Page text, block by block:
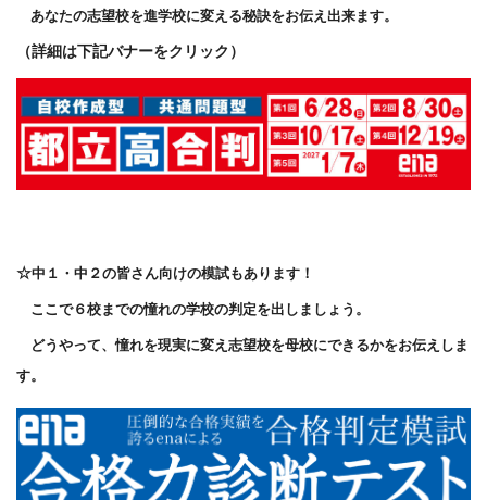
あなたの志望校を進学校に変える秘訣をお伝え出来ます。
（詳細は下記バナーをクリック）
☆中１・中２の皆さん向けの模試もあります！
ここで６校までの憧れの学校の判定を出しましょう。
どうやって、憧れを現実に変え 志望校を母校にできるかをお伝えしま
す。